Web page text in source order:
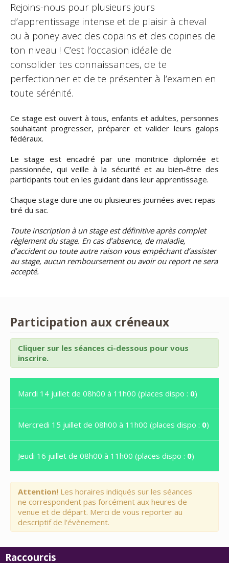
Rejoins-nous pour plusieurs jours
d’apprentissage intense et de plaisir à cheval
ou à poney avec des copains et des copines de
ton niveau ! C’est l’occasion idéale de
consolider tes connaissances, de te
perfectionner et de te présenter à l’examen en
toute sérénité.
Ce stage est ouvert à tous, enfants et adultes, personnes
souhaitant progresser, préparer et valider leurs galops
fédéraux.
Le stage est encadré par une monitrice diplomée et
passionnée, qui veille à la sécurité et au bien-être des
participants tout en les guidant dans leur apprentissage.
Chaque stage dure une ou plusieures journées avec repas
tiré du sac.
Toute inscription à un stage est définitive après complet
règlement du stage. En cas d’absence, de maladie,
d’accident ou toute autre raison vous empêchant d’assister
au stage, aucun remboursement ou avoir ou report ne sera
accepté.
Participation aux créneaux
Cliquer sur les séances ci-dessous pour vous
inscrire.
Mardi 14 juillet de 08h00 à 11h00 (places dispo : 0)
Mercredi 15 juillet de 08h00 à 11h00 (places dispo : 0)
Jeudi 16 juillet de 08h00 à 11h00 (places dispo : 0)
Attention! Les horaires indiqués sur les séances
ne correspondent pas forcément aux heures de
venue et de départ. Merci de vous reporter au
descriptif de l'évènement.
Raccourcis